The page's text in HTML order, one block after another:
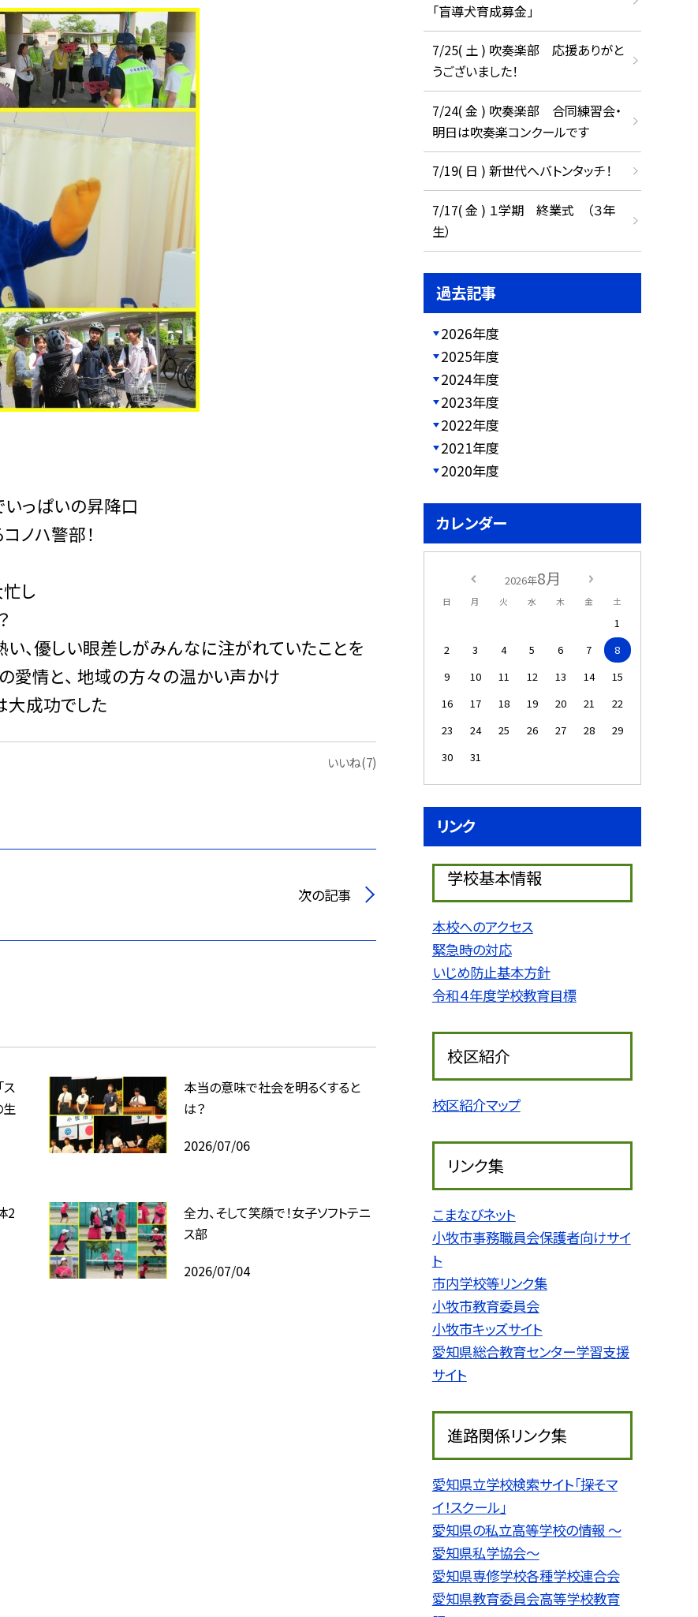
いっぱいの昇降口
ノハ警部！
し
、優しい眼差しがみんなに注がれていたことを
愛情と、 地域の方々の温かい声かけ
大成功でした
いいね(7)
次の記事
生
本当の意味で社会を明るくすると
は？
2026/07/06
2
全力、そして笑顔で！女子ソフトテニ
ス部
2026/07/04
「盲導犬育成募金」
7/25( 土 ) 吹奏楽部 応援ありがと
うございました！
7/24( 金 ) 吹奏楽部 合同練習会・
明日は吹奏楽コンクールです
7/19( 日 ) 新世代へバトンタッチ！
7/17( 金 ) １学期 終業式 （３年
生）
過去記事
2026年度
2025年度
2024年度
2023年度
2022年度
2021年度
2020年度
カレンダー
2026年8月
日 月 火 水 木 金 土
1
2
3 4 5 6 7
8
9
10 11 12 13 14
15
16
17 18 19 20 21
22
23
24 25 26 27 28
29
30
31
リンク
学校基本情報
本校へのアクセス
緊急時の対応
いじめ防止基本方針
令和４年度学校教育目標
校区紹介
校区紹介マップ
リンク集
こまなびネット
小牧市事務職員会保護者向けサイ
ト
市内学校等リンク集
小牧市教育委員会
小牧市キッズサイト
愛知県総合教育センター学習支援
サイト
進路関係リンク集
愛知県立学校検索サイト「探そマ
イ！スクール」
愛知県の私立高等学校の情報 〜
愛知県私学協会〜
愛知県専修学校各種学校連合会
愛知県教育委員会高等学校教育